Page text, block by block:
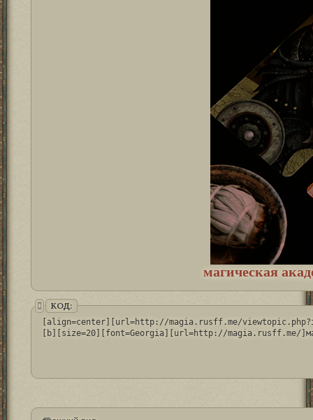
магическая
КОД:
[align=center][url=http://magia.rusff.me/
[b][size=20][font=Georgia][url=http://magia.rusff.me/